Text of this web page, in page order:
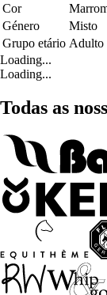
Cor
Género
Misto
Grupo etário Adulto
Loading...
Loading...
Todas as